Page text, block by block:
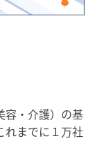
容・介護）の基
れまでに１万社